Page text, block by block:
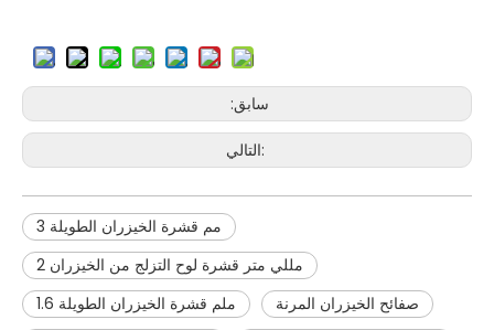
سابق:
التالي:
3 مم قشرة الخيزران الطويلة
2 مللي متر قشرة لوح التزلج من الخيزران
1.6 ملم قشرة الخيزران الطويلة
صفائح الخيزران المرنة